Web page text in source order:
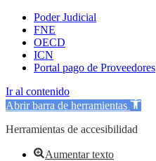
Poder Judicial
FNE
OECD
ICN
Portal pago de Proveedores
Ir al contenido
Abrir barra de herramientas
Herramientas de accesibilidad
Aumentar texto